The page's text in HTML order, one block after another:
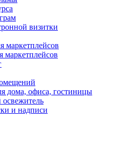
визитки
маркетплейсов
маркетплейсов
дома, офиса, гостиницы
и надписи